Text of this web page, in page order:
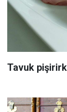
Tavuk